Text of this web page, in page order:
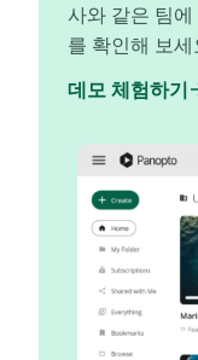
사와 같은 팀
를 확인해 보세
데모 체험하기